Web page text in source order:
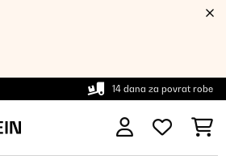
14 dana za povrat robe